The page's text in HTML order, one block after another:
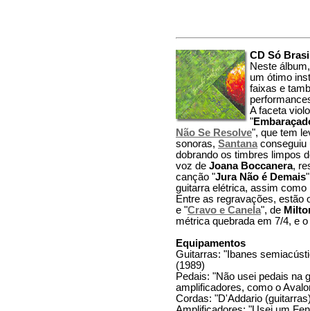
CD Só
Neste
um ótimo
faixas e
A faceta
"
Não Se Resolve", que tem
sonoras, Santana conseguiu
dobrando os timbres limpos
voz de Joana Boccanera,
canção "Jura Não é Demais
guitarra elétrica, assim
Entre as regravações, estão
e "Cravo e Canela", de
métrica quebrada em 7/4, e
Equipamentos
Guitarras: "Ibanes
(1989)
Pedais: "Não usei pedais na
amplificadores, como o
Cordas: "D'Addario